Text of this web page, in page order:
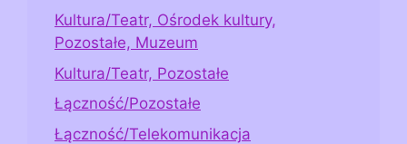
Kultura/Teatr, Ośrodek kultury,
Pozostałe, Muzeum
Kultura/Teatr, Pozostałe
Łączność/Pozostałe
Łączność/Telekomunikacja